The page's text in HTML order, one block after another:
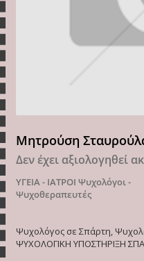
Μητρούση
Δεν έχει αξιολογηθεί
ΥΓΕΙΑ - ΙΑΤΡΟΙ Ψυχολόγοι -
Ψυχοθεραπευτές
Ψυχολόγος σε Σπάρτη,
ΨΥΧΟΛΟΓΙΚΗ ΥΠΟΣΤΗΡΙΞΗ